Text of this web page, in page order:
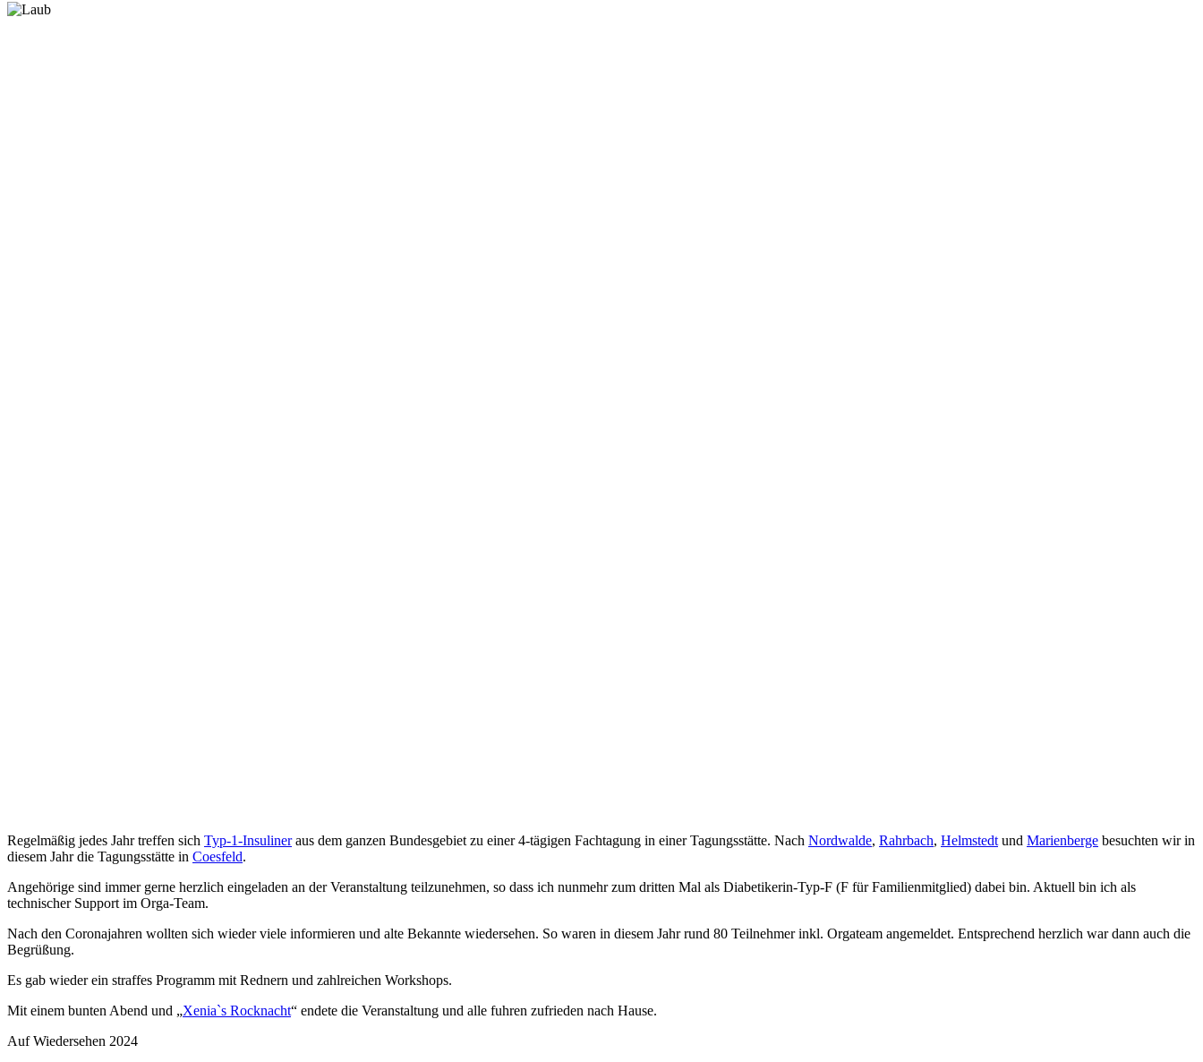
Regelmäßig jedes Jahr treffen sich Typ-1-Insulineraus dem ganzen Bundesgebiet zu einer 4-tägigen Fachtagung in einer Tagungsstätte. Nach Nordwalde, Rahrbach, Helmstedt und Marienberge besuchten wir in
diesem Jahr die Tagungsstätte in Coesfeld.
Angehörige sind immer gerne herzlich eingeladen an der Veranstaltung teilzunehmen, so dass ich nunmehr zum dritten Mal als Diabetikerin-Typ-F (F für Familienmitglied) dabei bin. Aktuell bin ich als
technischer Support im Orga-Team.
Nach den Coronajahren wollten sich wieder viele informieren und alte Bekannte wiedersehen. So waren in diesem Jahr rund 80 Teilnehmer inkl. Orgateam angemeldet. Entsprechend herzlich war dann auch die
Begrüßung.
Es gab wieder ein straffes Programm mit Rednern und zahlreichen Workshops.
Mit einem bunten Abend und „Xenia`s Rocknacht“ endete die Veranstaltung und alle fuhren zufrieden nach Hause.
Auf Wiedersehen 2024